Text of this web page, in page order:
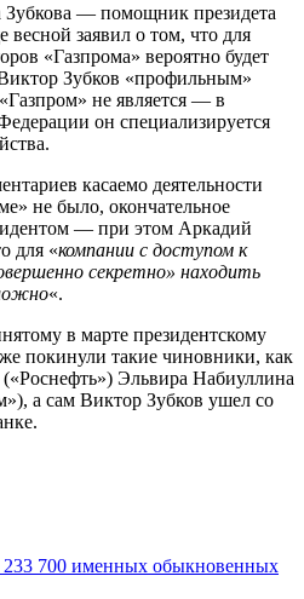
— помощник президета
заявил о том, что для
«Газпрома» вероятно будет
Зубков «профильным»
не является — в
он специализируется
касаемо деятельности
не было, окончательное
— при этом Аркадий
для «компании с доступом к
секретно» находить
«.
в марте президентскому
покинули такие чиновники, как
Эльвира Набиуллина
а сам Виктор Зубков ушел со
233 700 именных обыкновенных